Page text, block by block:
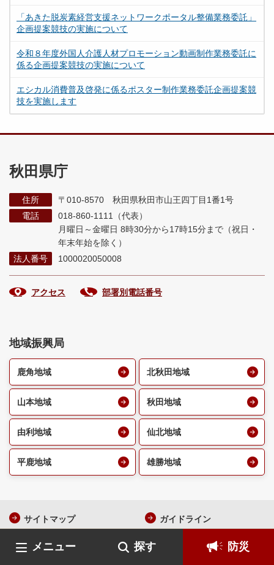
メニュー 探す 防災
「あきた脱炭素経営支援ネットワークポータル整備業務委託」
企画提案競技の実施について
令和８年度外国人介護人材プロモーション動画制作業務委託に
係る企画提案競技の実施について
エシカル消費普及啓発に係るポスター制作業務委託企画提案競
技を実施します
秋田県庁
住所
〒010-8570 秋田県秋田市山王四丁目1番1号
電話
018-860-1111（代表）
月曜日～金曜日 8時30分から17時15分まで （祝日・
年末年始を除く）
法人番号
1000020050008
アクセス 部署別電話番号
地域振興局
鹿角地域 北秋田地域
山本地域 秋田地域
由利地域 仙北地域
平鹿地域 雄勝地域
サイトマップ ガイドライン
個人情報保護 著作権・リンク・免責事項